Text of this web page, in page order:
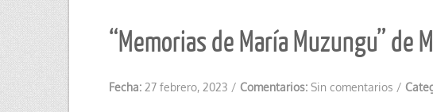
“Memorias de María Muzungu” de
Fecha: 27 febrero, 2023 / Comentarios: Sin comentarios /